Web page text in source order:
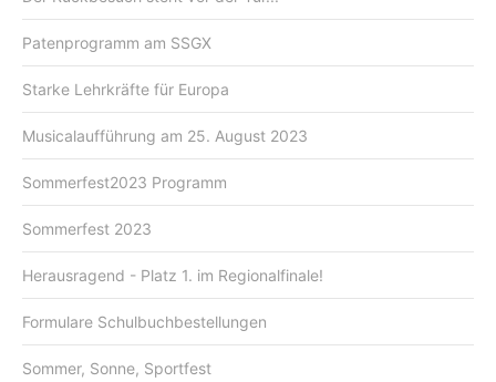
Patenprogramm am SSGX
Starke Lehrkräfte für Europa
Musicalaufführung am 25. August 2023
Sommerfest2023 Programm
Sommerfest 2023
Herausragend - Platz 1. im Regionalfinale!
Formulare Schulbuchbestellungen
Sommer, Sonne, Sportfest